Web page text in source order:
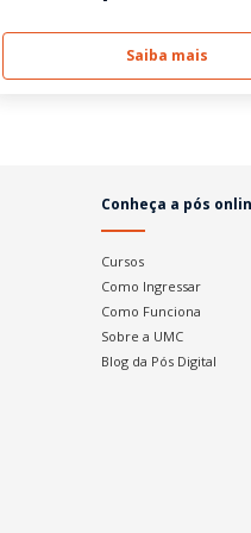
Saiba mais
Conheça a pós
Cursos
Como Ingressar
Como Funciona
Sobre a UMC
Blog da Pós Digital